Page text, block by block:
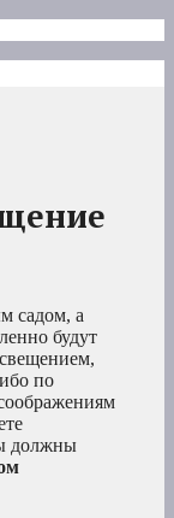
садом, а
будут
по
должны